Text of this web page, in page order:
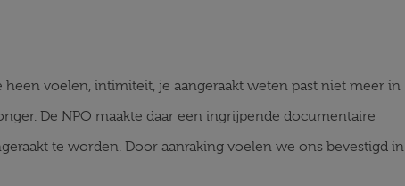
voelen, intimiteit, je aangeraakt weten past niet meer in
De NPO maakte daar een ingrijpende documentaire
te worden. Door aanraking voelen we ons bevestigd in